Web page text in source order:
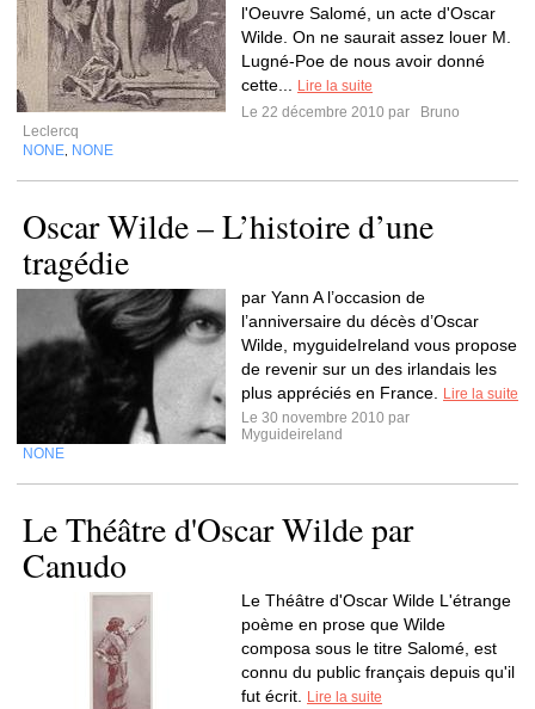
l'Oeuvre Salomé, un acte d'Oscar
Wilde. On ne saurait assez louer M.
Lugné-Poe de nous avoir donné
cette...
Lire la suite
Le 22 décembre 2010 par
Bruno
Leclercq
NONE NONE
Oscar Wilde – L’histoire d’une
tragédie
par Yann A l’occasion de
l’anniversaire du décès d’Oscar
Wilde, myguideIreland vous propose
de revenir sur un des irlandais les
plus appréciés en France.
Lire la suite
Le 30 novembre 2010 par
Myguideireland
NONE
Le Théâtre d'Oscar Wilde par
Canudo
Le Théâtre d'Oscar Wilde L'étrange
poème en prose que Wilde
composa sous le titre Salomé, est
connu du public français depuis qu'il
fut écrit.
Lire la suite